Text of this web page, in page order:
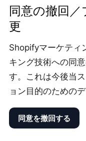
同意の撤回
更
Shopifyマーケティ
キング技術への同
す。これは今後当
ョン目的のための